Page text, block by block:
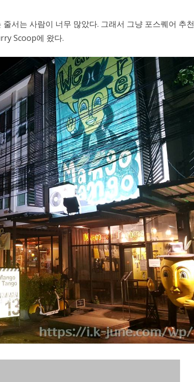
줄서는 사람이 너무 많았다. 그래서 그냥 포스퀘어 추천
Scoop에 왔다.